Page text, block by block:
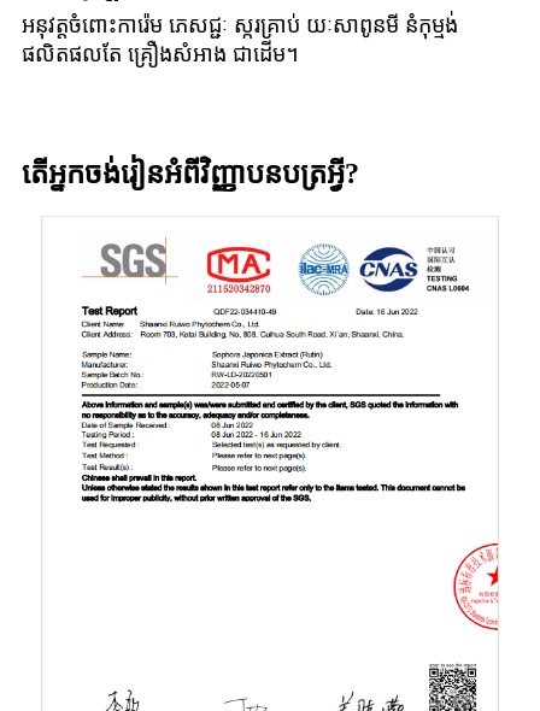
អនុវត្តចំពោះការ៉េម ភេសជ្ជៈ ស្ករគ្រាប់ យៈសាពូនមី នំកុម្មង់
ផលិតផលតែ គ្រឿងសំអាង ជាដើម។
តើអ្នកចង់រៀនអំពីវិញ្ញាបនបត្រអ្វី?